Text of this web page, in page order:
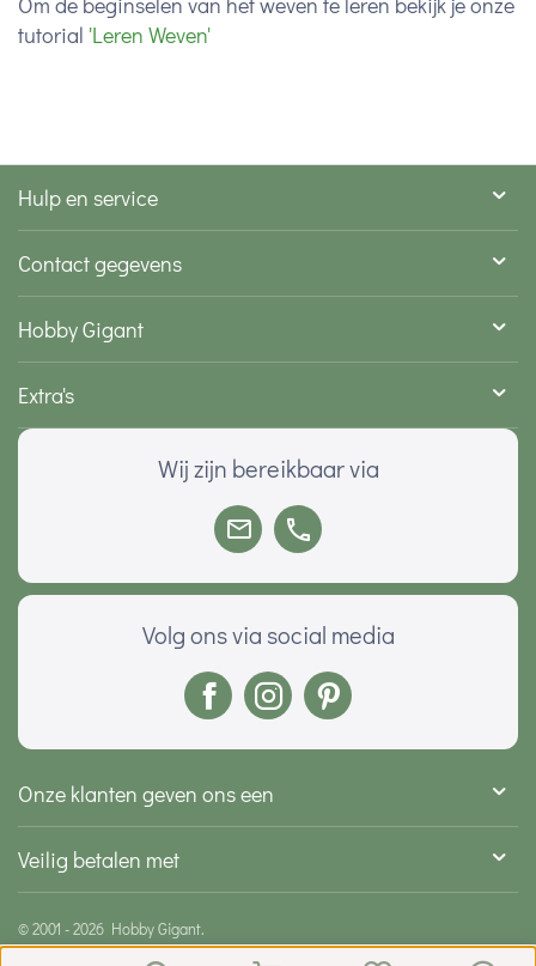
tutorial 'Leren Weven'
Hulp en service
Contact gegevens
Hobby Gigant
Extra's
Wij zijn bereikbaar via
Volg ons via social media
Onze klanten geven ons een
Veilig betalen met
© 2001 - 2026 Hobby Gigant.